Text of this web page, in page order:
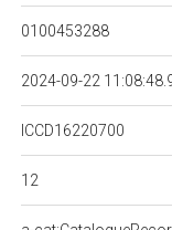
0100453288
2024-09-22
ICCD16220700
12